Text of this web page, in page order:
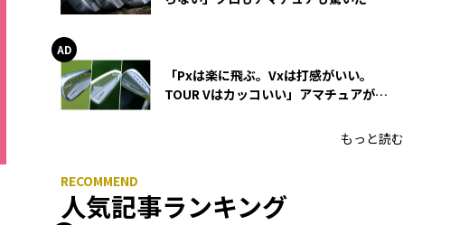
「Pxは楽に飛ぶ。Vxは打感がいい。
TOUR Vはカッコいい」アマチュアが選
もっと読む
人気記事ランキング